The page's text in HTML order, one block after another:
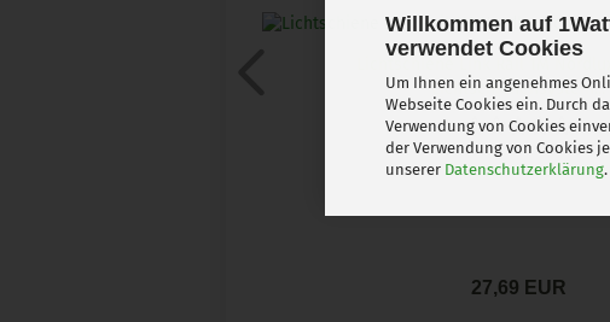
Willkommen auf
verwendet Cookies
Um Ihnen ein angenehmes
Webseite Cookies ein. Durch
Verwendung von Cookies
der Verwendung von Cookies
unserer Datenschutzerklärung.
Lichtschienensystem...
27,69 EUR